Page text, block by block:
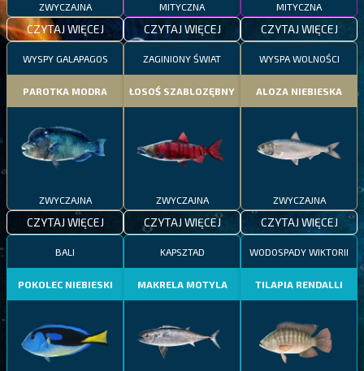
ZWYCZAJNA
CZYTAJ WIĘCEJ
MITYCZNA
CZYTAJ WIĘCEJ
MITYCZNA
CZYTAJ WIĘCEJ
WYSPY GALAPAGOS
PAROTKA MODRA
ZWYCZAJNA
CZYTAJ WIĘCEJ
ZAGINIONY ŚWIAT
ŁOSOŚ SZABLOZĘBNY
ZWYCZAJNA
CZYTAJ WIĘCEJ
WYSPA WOLNOŚCI
ALOZA NIEBIESKA
ZWYCZAJNA
CZYTAJ WIĘCEJ
BALI
POKOLEC NIEBIESKI
KAPSZTAD
MAKRELA MOTYLA
WODOSPADY WIKTORII
TILAPIA RENDALLI